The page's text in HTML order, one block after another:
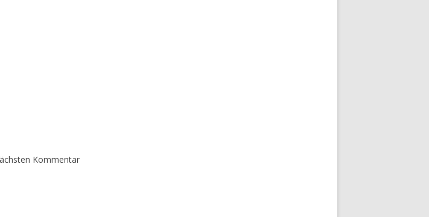
Kommentar